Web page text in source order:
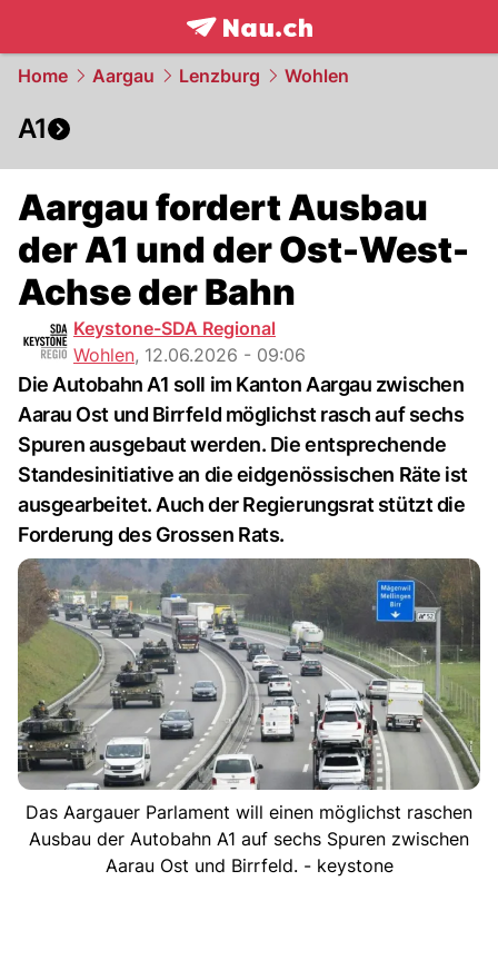
frontpage.NAU.ch
Home Aargau Lenzburg Wohlen
A1
Aargau fordert Ausbau
der A1 und der Ost-West-
Achse der Bahn
Keystone-SDA Regional
Wohlen, 12.06.2026 - 09:06
Die Autobahn A1 soll im Kanton Aargau zwischen
Aarau Ost und Birrfeld möglichst rasch auf sechs
Spuren ausgebaut werden. Die entsprechende
Standesinitiative an die eidgenössischen Räte ist
ausgearbeitet. Auch der Regierungsrat stützt die
Forderung des Grossen Rats.
Das Aargauer Parlament will einen möglichst raschen
Ausbau der Autobahn A1 auf sechs Spuren zwischen
Aarau Ost und Birrfeld. - keystone